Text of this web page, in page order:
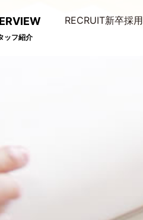
ッフ紹介
RECRUIT新卒採用